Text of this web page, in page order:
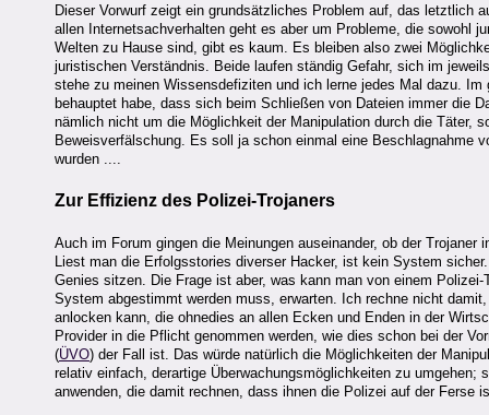
Dieser Vorwurf zeigt ein grundsätzliches Problem auf, das
allen Internetsachverhalten geht es aber um Probleme, die sowohl
Welten zu Hause sind, gibt es kaum. Es bleiben also zwei
juristischen Verständnis. Beide laufen ständig Gefahr, sich im
stehe zu meinen Wissensdefiziten und ich lerne jedes Mal dazu.
behauptet habe, dass sich beim Schließen von Dateien immer die
nämlich nicht um die Möglichkeit der Manipulation durch die Täter,
Beweisverfälschung. Es soll ja schon einmal eine Beschlagnahme
wurden ....
Zur Effizienz des Polizei-Trojaners
Auch im Forum gingen die Meinungen auseinander, ob der
Liest man die Erfolgsstories diverser Hacker, ist kein System
Genies sitzen. Die Frage ist aber, was kann man von einem
System abgestimmt werden muss, erwarten. Ich rechne nicht
anlocken kann, die ohnedies an allen Ecken und Enden in der
Provider in die Pflicht genommen werden, wie dies schon bei der
(ÜVO) der Fall ist. Das würde natürlich die Möglichkeiten der
relativ einfach, derartige Überwachungsmöglichkeiten zu umgehen;
anwenden, die damit rechnen, dass ihnen die Polizei auf der Ferse